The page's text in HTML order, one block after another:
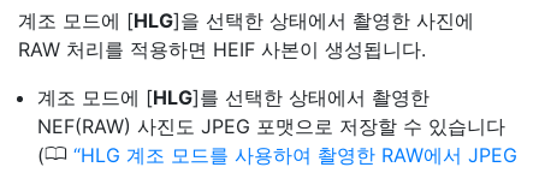
계조 모드에 [HLG]을 선택한 상태에서 촬영한 사진에
RAW 처리를 적용하면 HEIF 사본이 생성됩니다.
계조 모드에 [HLG]를 선택한 상태에서 촬영한
NEF(RAW) 사진도 JPEG 포맷으로 저장할 수 있습니다
(0 HLG 계조 모드를 사용하여 촬영한 RAW에서 JPEG